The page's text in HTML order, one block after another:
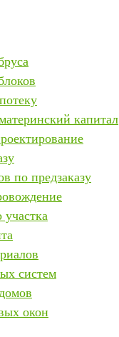
капитал
по предзаказу
участка
систем
окон